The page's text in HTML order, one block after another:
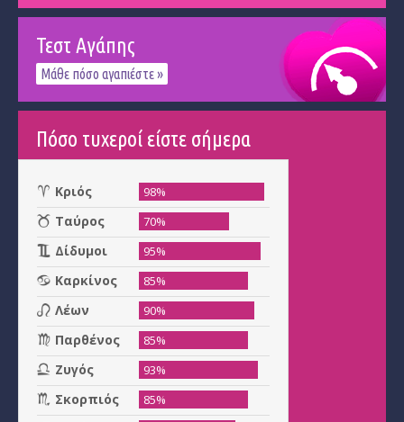
Τεστ Αγάπης
Μάθε πόσο αγαπιέστε »
Πόσο τυχεροί είστε σήμερα